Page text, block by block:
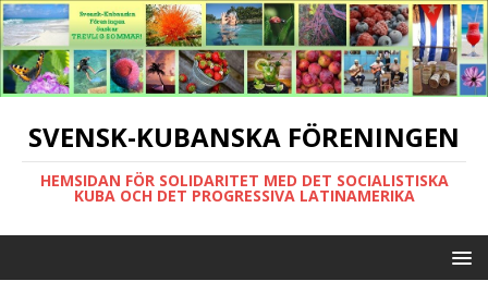
SVENSK-KUBANSKA FÖRENINGEN
HEMSIDAN FÖR SOLIDARITET MED DET SOCIALISTISKA
KUBA OCH DET PROGRESSIVA LATINAMERIKA